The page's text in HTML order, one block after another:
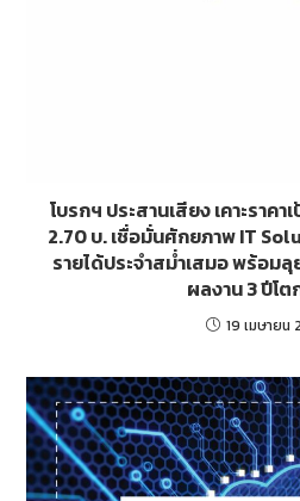
โบรกฯ ประสานเสียง เคาะราคา
2.70 บ. เชื่อมั่นศักยภาพ IT
รายได้ประจำสม่ำเสมอ พร้อม
ผลงาน 3 ปีโต
19 เมษายน